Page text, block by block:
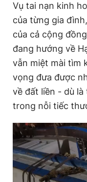
Vụ tai nạn kinh
của từng gia
của cả cộng
đang hướng về
vẫn miệt mài tìm
vọng đưa được
về đất liền - dù
trong nỗi tiếc